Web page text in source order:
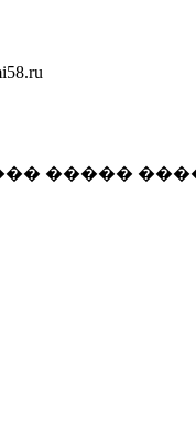
�����